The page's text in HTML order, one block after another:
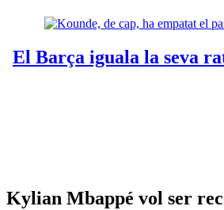
Kylian Mbappé vol ser